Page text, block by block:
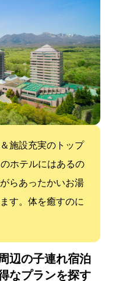
施設充実のトップ
ホテルにはあるの
らあったかいお湯
す。体を癒すのに
辺の子連れ宿泊
なプランを探す